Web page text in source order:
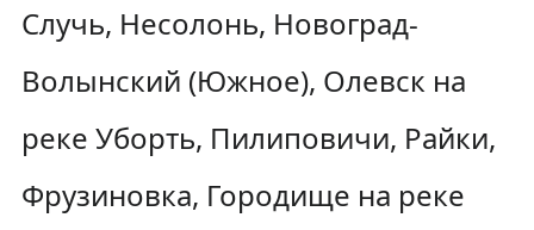
Случь, Несолонь, Новоград-
Волынский (Южное), Олевск на
реке Уборть, Пилиповичи, Райки,
Фрузиновка, Городище на реке